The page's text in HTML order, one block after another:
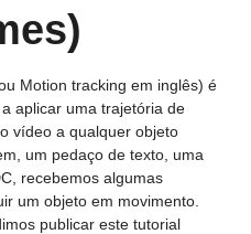
Motion tracking em inglês) é
aplicar uma trajetória de
vídeo a qualquer objeto
um pedaço de texto, uma
recebemos algumas
um objeto em movimento.
publicar este tutorial